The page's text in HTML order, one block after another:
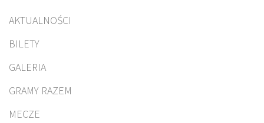
AKTUALNOŚCI
BILETY
GALERIA
GRAMY RAZEM
MECZE